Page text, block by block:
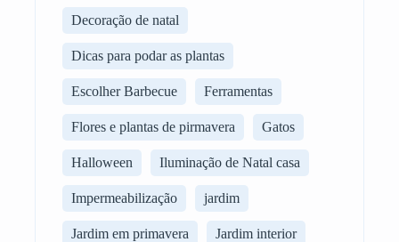
Decoração de natal
Dicas para podar as plantas
Escolher Barbecue Ferramentas
Flores e plantas de pirmavera Gatos
Halloween Iluminação de Natal casa
Impermeabilização jardim
Jardim em primavera Jardim interior